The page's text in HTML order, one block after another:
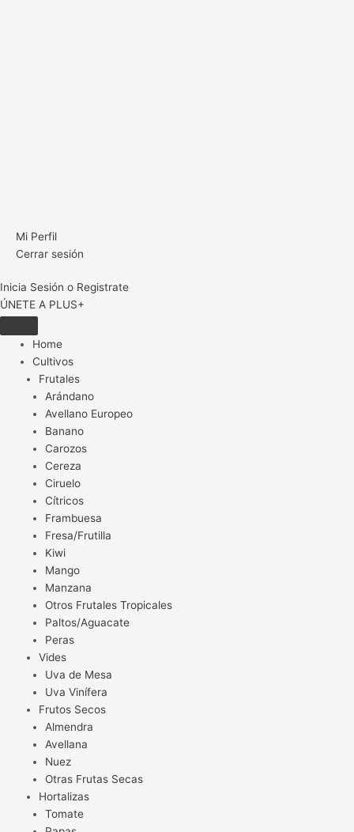
Mi Perfil
Cerrar sesión
Inicia Sesión o Registrate
ÚNETE A PLUS+
Home
Cultivos
Frutales
Arándano
Avellano Europeo
Banano
Carozos
Cereza
Ciruelo
Cítricos
Frambuesa
Fresa/Frutilla
Kiwi
Mango
Manzana
Otros Frutales Tropicales
Paltos/Aguacate
Peras
Vides
Uva de Mesa
Uva Vinífera
Frutos Secos
Almendra
Avellana
Nuez
Otras Frutas Secas
Hortalizas
Tomate